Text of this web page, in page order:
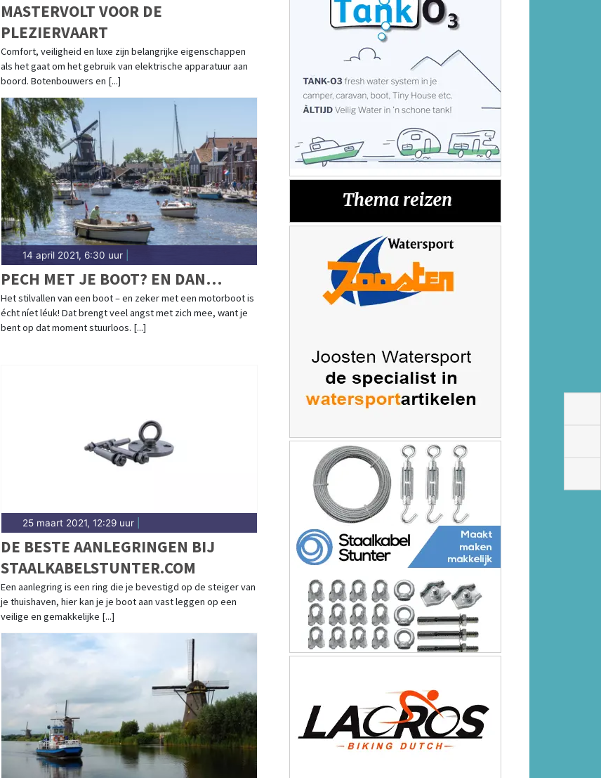
MASTERVOLT VOOR DE
PLEZIERVAART
Comfort, veiligheid en luxe zijn belangrijke eigenschappen
als het gaat om het gebruik van elektrische apparatuur aan
boord. Botenbouwers en [...]
14 april 2021, 6:30 uur|
PECH MET JE BOOT? EN DAN…
Het stilvallen van een boot – en zeker met een motorboot is
écht níet léuk! Dat brengt veel angst met zich mee, want je
bent op dat moment stuurloos. [...]
25 maart 2021, 12:29 uur|
DE BESTE AANLEGRINGEN BIJ
STAALKABELSTUNTER.COM
Een aanlegring is een ring die je bevestigd op de steiger van
je thuishaven, hier kan je je boot aan vast leggen op een
veilige en gemakkelijke [...]